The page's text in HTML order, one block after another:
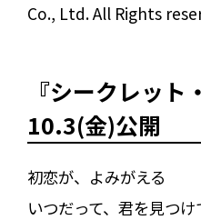
Co., Ltd. All Rights
『シークレッ
10.3(金)公開
初恋が、よみがえる
いつだって、君を見つ